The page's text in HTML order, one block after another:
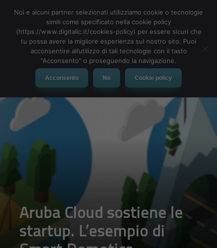
MENU
Aruba Cloud sostiene le
startup. L’esempio di
Noi e alcuni partner selezionati utilizziamo cookie o tecnologie
simili come specificato nella cookie policy
(https://www.digitalic.it/cookies-policy) per essere sicuri che
tu possa avere la migliore esperienza sul nostro sito. Puoi
acconsentire all’utilizzo di tali tecnologie con il tasto
"Acconsento" o proseguendo la navigazione.
Acconsento No Cookie policy